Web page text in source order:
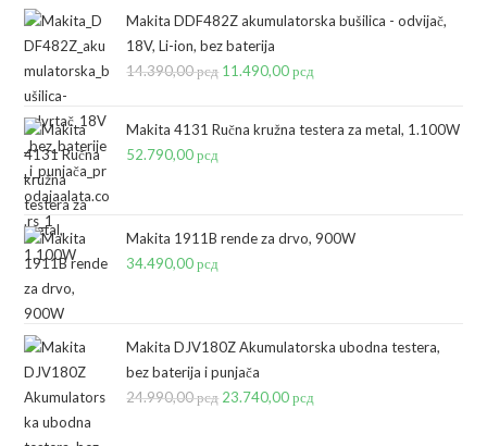
Makita DDF482Z akumulatorska bušilica - odvijač,
18V, Li-ion, bez baterija
14.390,00рсд Originalna
je
11.490,00рсд
je:
Makita 4131 Ručna kružna testera za metal, 1.100W
52.790,00рсд
Makita 1911B rende za drvo, 900W
34.490,00рсд
Makita DJV180Z Akumulatorska ubodna testera,
bez baterija i punjača
24.990,00рсд Originalna
23.740,00рсд